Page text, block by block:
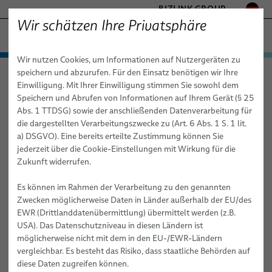
BIZLINK GROUP
FABRIKAUTOMATION & MASCHINENBAU
GESUNDHEITSWESEN
MARINE
MOBILITÄT
HALBLEITERTECHNIK
TELECOM & NETWORKING
SILICONE CABLE SOLUTIONS
Technologien & Dienstleistungen
Kundenspezifische Kabel und Kabelsystem Technologien
für:
Extreme Einsatzbedingungen
Hochleistungs-Elektronik & Signalübertragung
Mechanische Leistungsfähigkeit & Flexibilität
Fortschrittliche Materialien & Spezialisierte Technologien
Dienstleistungen
Produkte
elocab Hybridkabel
elocab Flachkabel & Flachbandkabel
elocab Mikro-Miniatur-Kabel
elocab Spiralkabel
elocab Koaxialkabel
elocab Hochtemperaturbeständige Kabel
Gesundheitswesen
elocab Endoskopie Kabel
elocab Endoskopie Kabelsysteme
Halbleitertechnik
elocab Reinraum Kabel
elocab Vakuum Kabel
Mobilität
elocab Kabel- & Wagenübergangssysteme
Masse-, Erdungs- & Stromverbinder
Marine
BizLink NavalLine® Kabel
Anwendungen
Fabrikautomation & Maschinenbau
Gesundheitswesen
Landgestützte Verteidigung
Marine
Mobilität
Halbleitertechnik
Elocab − Engineered Solutions Anwendungen Gesundheitswesen
Gesundheitswesen
Wir schätzen Ihre Privatsphäre
Wir nutzen Cookies, um Informationen auf Nutzergeräten zu
speichern und abzurufen. Für den Einsatz benötigen wir Ihre
Einwilligung. Mit Ihrer Einwilligung stimmen Sie sowohl dem
Speichern und Abrufen von Informationen auf Ihrem Gerät (§ 25
Abs. 1 TTDSG) sowie der anschließenden Datenverarbeitung für
die dargestellten Verarbeitungszwecke zu (Art. 6 Abs. 1 S. 1 lit.
a) DSGVO). Eine bereits erteilte Zustimmung können Sie
jederzeit über die Cookie-Einstellungen mit Wirkung für die
Zukunft widerrufen.
Es können im Rahmen der Verarbeitung zu den genannten
Zwecken möglicherweise Daten in Länder außerhalb der EU/des
EWR (Drittlanddatenübermittlung) übermittelt werden (z.B.
USA). Das Datenschutzniveau in diesen Ländern ist
möglicherweise nicht mit dem in den EU-/EWR-Ländern
vergleichbar. Es besteht das Risiko, dass staatliche Behörden auf
diese Daten zugreifen können.